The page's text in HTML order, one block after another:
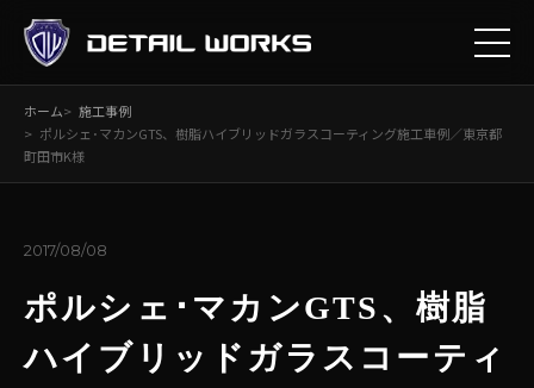
ホーム
施工事例
ポルシェ･マカンGTS、樹脂ハイブリッドガラスコーティング施工車例／東京都
町田市K様
2017/08/08
ポルシェ･マカンGTS、樹脂
ハイブリッドガラスコーティ